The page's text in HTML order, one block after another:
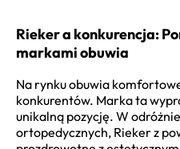
Rieker a konkurencja:
markami obuwia
Na rynku obuwia
konkurentów. Marka ta
unikalną pozycję. W
ortopedycznych, Rieker z